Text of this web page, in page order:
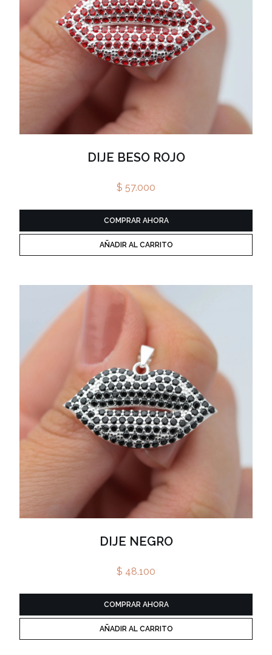
DIJE BESO ROJO
$ 57.000
COMPRAR AHORA
AÑADIR AL CARRITO
DIJE NEGRO
$ 48.100
COMPRAR AHORA
AÑADIR AL CARRITO